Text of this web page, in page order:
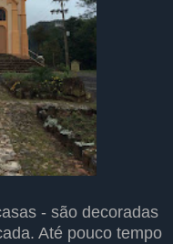
- são decoradas
Até pouco tempo